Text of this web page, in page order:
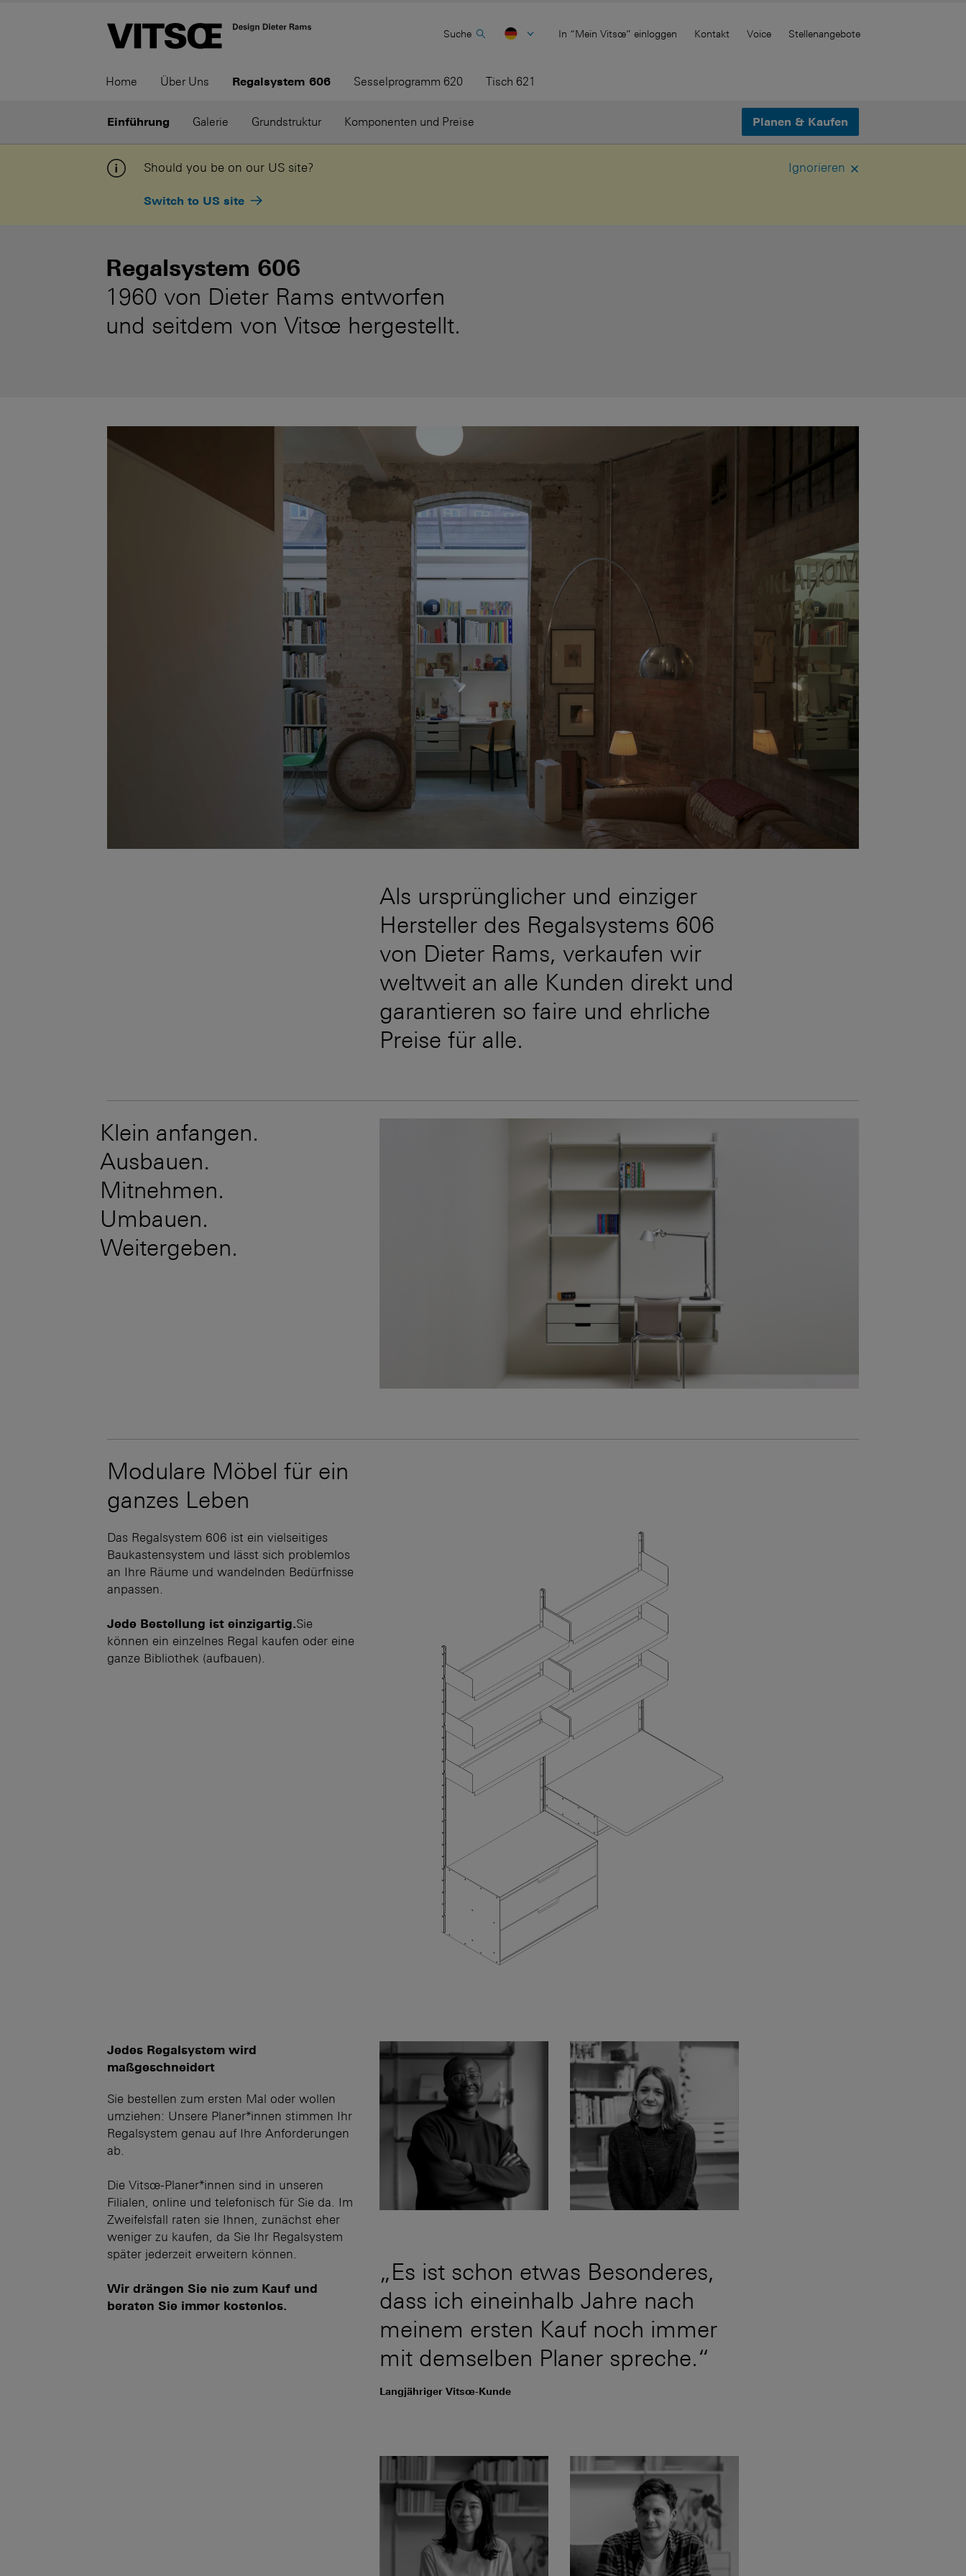
Home Über Uns Regalsystem 606 Sesselprogramm 620 Tisch 621
Suche In “Mein Vitsœ” einloggen Kontakt Voice Stellenangebote
Einführung Galerie Grundstruktur Komponenten und Preise Planen & Kaufen
Should you be on our US site?
Switch to US site
Ignorieren
Regalsystem 606
1960 von Dieter Rams entworfen
und seitdem von Vitsœ hergestellt.
Als ursprünglicher und einziger
Hersteller des Regalsystems 606
von Dieter Rams, verkaufen wir
weltweit an alle Kunden direkt und
garantieren so faire und ehrliche
Preise für alle.
Klein anfangen.
Ausbauen.
Mitnehmen.
Umbauen.
Weitergeben.
Modulare Möbel für ein
ganzes Leben
Das Regalsystem 606 ist ein vielseitiges
Baukastensystem und lässt sich problemlos
an Ihre Räume und wandelnden Bedürfnisse
anpassen.
Jede Bestellung ist einzigartig.Sie
können ein einzelnes Regal kaufen oder eine
ganze Bibliothek (aufbauen).
Jedes Regalsystem wird
maßgeschneidert
Sie bestellen zum ersten Mal oder wollen
umziehen: Unsere Planer*innen stimmen Ihr
Regalsystem genau auf Ihre Anforderungen
ab.
Die Vitsœ-Planer*innen sind in unseren
Filialen, online und telefonisch für Sie da. Im
Zweifelsfall raten sie Ihnen, zunächst eher
weniger zu kaufen, da Sie Ihr Regalsystem
später jederzeit erweitern können.
Wir drängen Sie nie zum Kauf und
beraten Sie immer kostenlos.
„Es ist schon etwas Besonderes,
dass ich eineinhalb Jahre nach
meinem ersten Kauf noch immer
mit demselben Planer spreche.“
Langjähriger Vitsœ-Kunde